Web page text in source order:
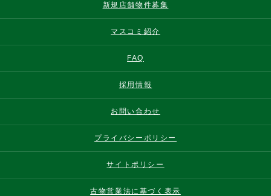
新規店舗物件募集
マスコミ紹介
FAQ
採用情報
お問い合わせ
プライバシーポリシー
サイトポリシー
古物営業法に基づく表示